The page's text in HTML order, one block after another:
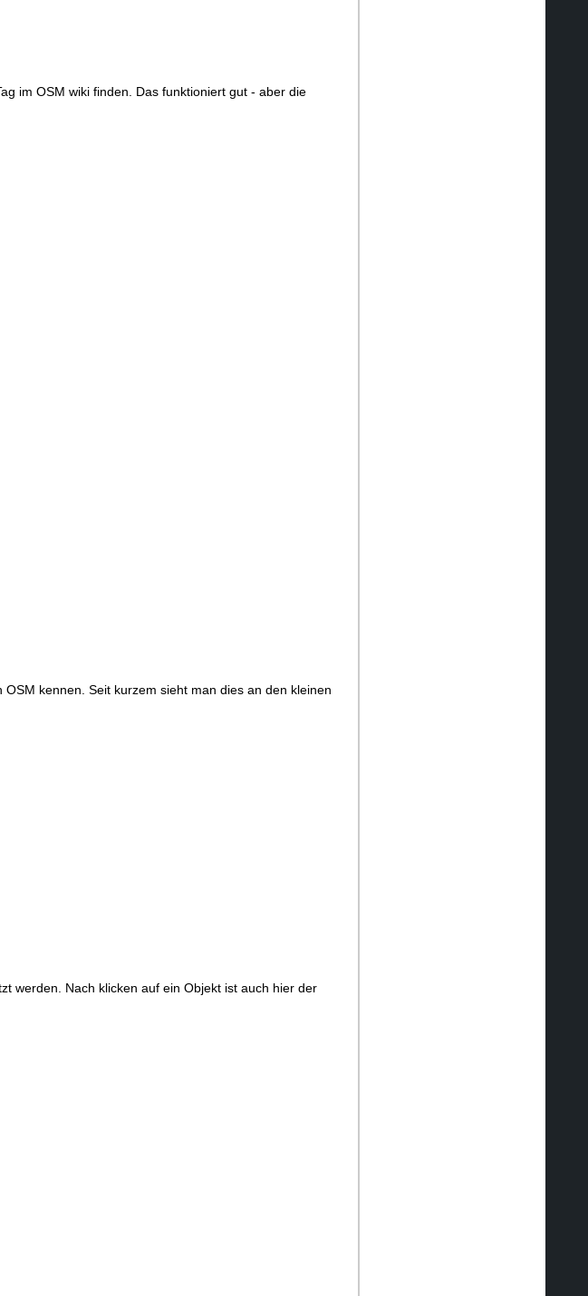
im OSM wiki finden. Das funktioniert gut - aber die
kennen. Seit kurzem sieht man dies an den kleinen
werden. Nach klicken auf ein Objekt ist auch hier der